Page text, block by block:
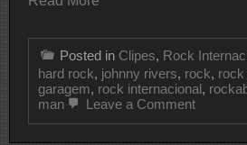
Posted in Clipes, Rock
hard rock, johnny rivers, rock, rock
garagem, rock internacional,
man
Leave a Commenton